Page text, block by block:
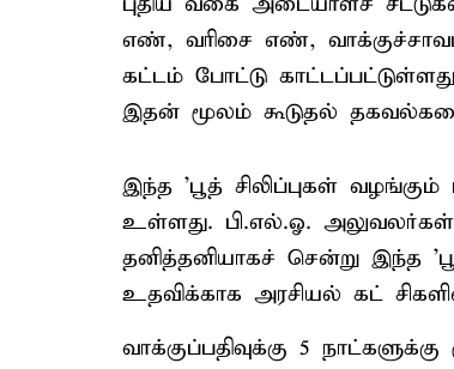
எண், வரிசை எண்,
கட்டம் போட்டு
இதன் மூலம் கூடுதல்
இந்த 'பூத் சிலிப்புகள்
உள்ளது. பி.எல்.ஓ.
தனித்தனியாகச் சென்று இந்த
உதவிக்காக அரசியல் கட்
வாக்குப்பதிவுக்கு 5